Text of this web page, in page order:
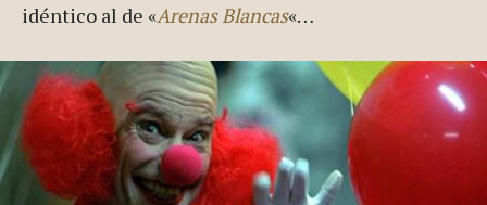
idéntico al de «Arenas Blancas«…